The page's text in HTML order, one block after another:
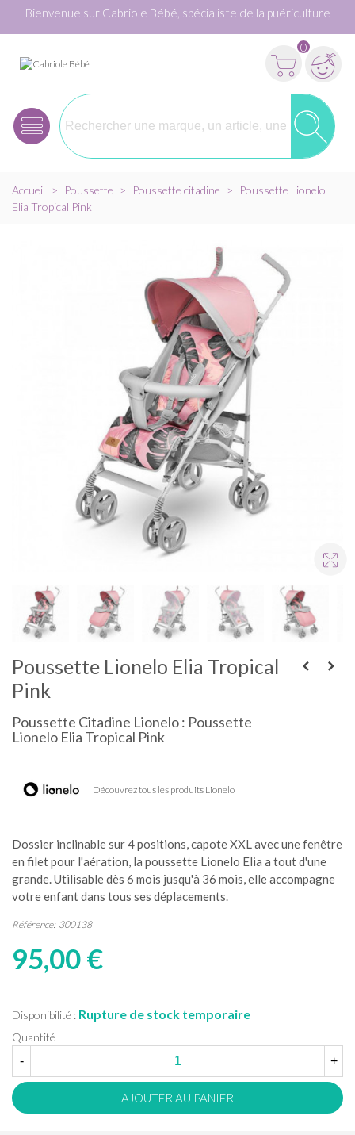
Bienvenue sur Cabriole Bébé, spécialiste de la puériculture
0
Accueil > Poussette > Poussette citadine >
Poussette Lionelo
Elia Tropical Pink
Poussette Lionelo Elia Tropical
Pink
Poussette Citadine Lionelo : Poussette
Lionelo Elia Tropical Pink
Découvrez tous les produits Lionelo
Dossier inclinable sur 4 positions, capote XXL avec une fenêtre
en filet pour l'aération, la poussette Lionelo Elia a tout d'une
grande. Utilisable dès 6 mois jusqu'à 36 mois, elle accompagne
votre enfant dans tous ses déplacements.
Référence: 300138
95,00 €
Disponibilité : Rupture de stock temporaire
Quantité
-
+
AJOUTER AU PANIER